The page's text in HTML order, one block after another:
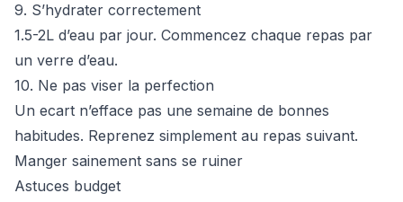
9. S’hydrater correctement
1.5-2L d’eau par jour. Commencez chaque repas par
un verre d’eau.
10. Ne pas viser la perfection
Un ecart n’efface pas une semaine de bonnes
habitudes. Reprenez simplement au repas suivant.
Manger sainement sans se ruiner
Astuces budget